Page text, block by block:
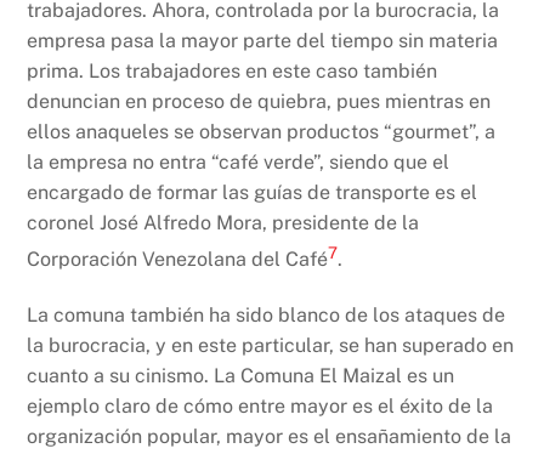
trabajadores. Ahora, controlada por la burocracia, la
empresa pasa la mayor parte del tiempo sin materia
prima. Los trabajadores en este caso también
denuncian en proceso de quiebra, pues mientras en
ellos anaqueles se observan productos “gourmet”, a
la empresa no entra “café verde”, siendo que el
encargado de formar las guías de transporte es el
coronel José Alfredo Mora, presidente de la
Corporación Venezolana del Café7.
La comuna también ha sido blanco de los ataques de
la burocracia, y en este particular, se han superado en
cuanto a su cinismo. La Comuna El Maizal es un
ejemplo claro de cómo entre mayor es el éxito de la
organización popular, mayor es el ensañamiento de la